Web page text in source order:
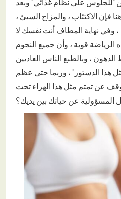
فإن الاكتئاب ، والمزاج السيئ ،
، وفي نهاية المطاف أنت نفسك لا
قوية ، وأن جميع النجوم
، وبالطبع الناس العاديين
هذا الدستور" ، وربما حتى عظم
عن تمتم مثل هذا الهراء تحت
المسؤولية عن حياتك بين يديك؟